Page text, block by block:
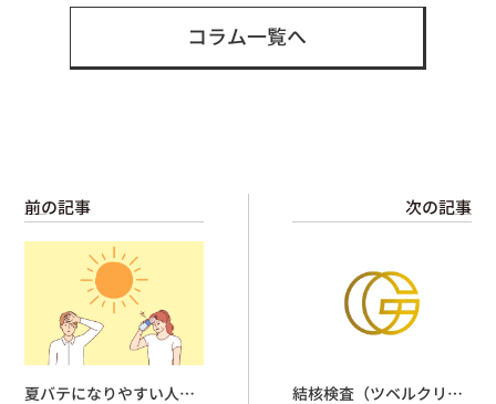
コラム一覧へ
前の記事
夏バテになりやすい人っ
次の記事
結核検査（ツベルクリン